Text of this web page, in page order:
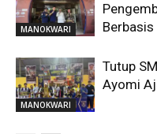
MANOKWARI
Berbasis
MANOKWARI
Tutup
Ayomi